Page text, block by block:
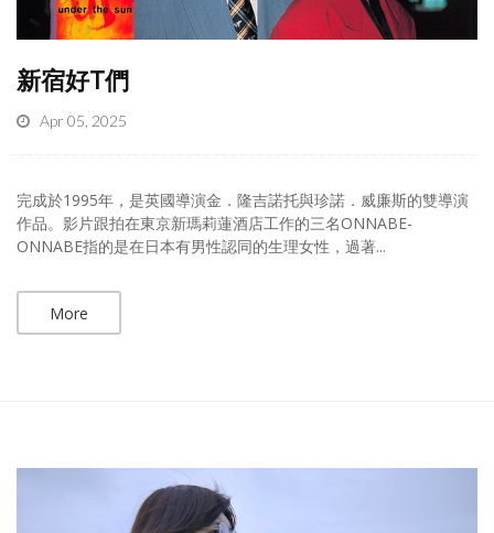
新宿好T們
Apr 05, 2025
完成於1995年，是英國導演金．隆吉諾托與珍諾．威廉斯的雙導演
作品。影片跟拍在東京新瑪莉蓮酒店工作的三名ONNABE-
ONNABE指的是在日本有男性認同的生理女性，過著...
More